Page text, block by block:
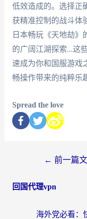
低效造成的。选择正
获精准控制的战斗体
日本畅玩《天地劫》
的广阔江湖探索...这
速成为你和国服游戏
畅操作带来的纯粹乐
Spread the love
← 前一篇
回国代理vpn